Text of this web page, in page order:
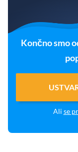
Končno smo
Ali se